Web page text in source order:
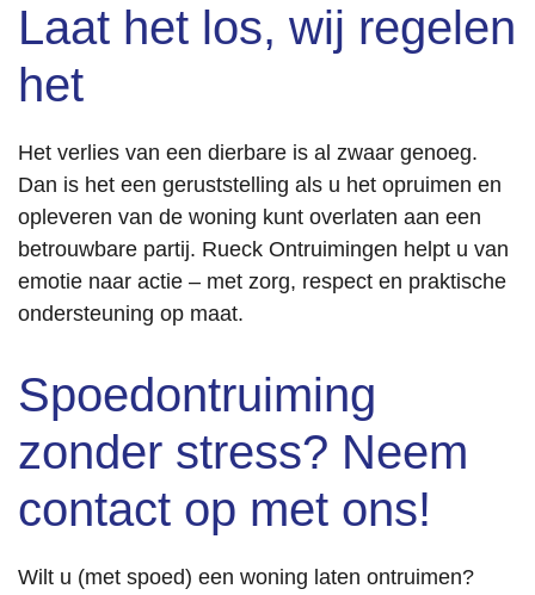
Laat het los, wij regelen
het
Het verlies van een dierbare is al zwaar genoeg.
Dan is het een geruststelling als u het opruimen en
opleveren van de woning kunt overlaten aan een
betrouwbare partij. Rueck Ontruimingen helpt u van
emotie naar actie – met zorg, respect en praktische
ondersteuning op maat.
Spoedontruiming
zonder stress? Neem
contact op met ons!
Wilt u (met spoed) een woning laten ontruimen?